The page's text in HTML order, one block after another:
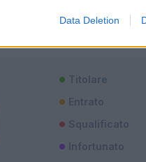
Data Deletion
Titolare
Entrato
Squalificato
Infortunato